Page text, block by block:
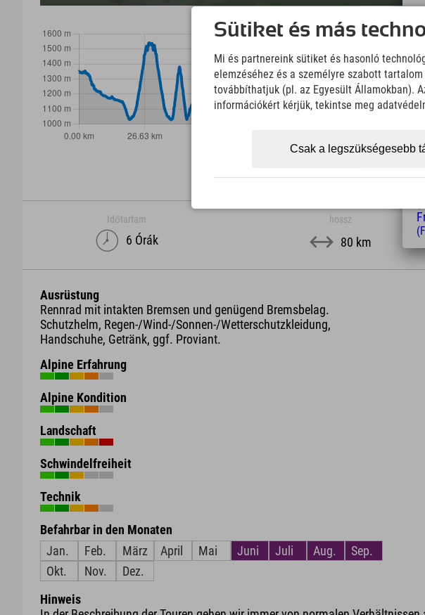
Downloads
Wir übernehmen
Informationen. Wir
Időtartam
6 Órák
hossz
80 km
Ausrüstung
Rennrad mit intakten Bremsen und genügend Bremsbelag.
Schutzhelm, Regen-/Wind-/Sonnen-/Wetterschutzkleidung,
Handschuhe, Getränk, ggf. Proviant.
Alpine Erfahrung
Alpine Kondition
Landschaft
Schwindelfreiheit
Technik
Befahrbar in den Monaten
Jan.
Feb. März April Mai Juni Juli Aug.
Sep.
Okt.
Nov. Dez.
Hinweis
Sütiket és más
Mi és partnereink sütiket és hasonló
elemzéséhez és a személyre szabott
továbbíthatjuk (pl. az Egyesült Államokban).
információkért kérjük, tekintse meg
Csak a legszükségesebb